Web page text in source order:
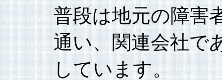
普段は地元の障害
通い、関連会社で
しています。